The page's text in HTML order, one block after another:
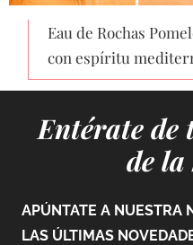
Eau de Rochas
con espíritu
Entérate de
de la
APÚNTATE A NUESTRA
LAS ÚLTIMAS